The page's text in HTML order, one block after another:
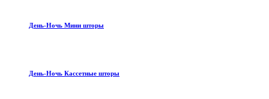
День-Ночь Мини шторы
День-Ночь Кассетные шторы